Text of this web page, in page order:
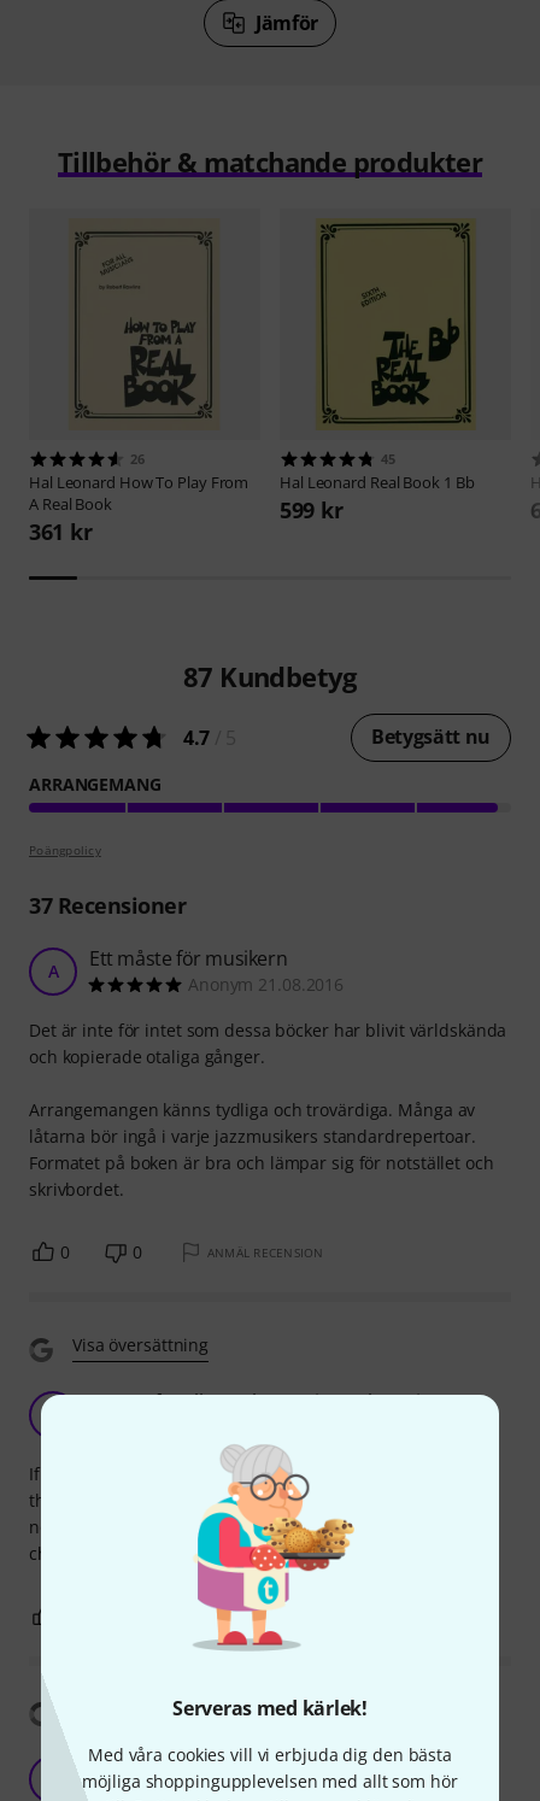
Serveras med kärlek!
Med våra cookies vill vi erbjuda dig den bästa
möjliga shoppingupplevelsen med allt som hör
Jämför
Tillbehör & matchande produkter
26
Hal Leonard How To Play From
A Real Book
361 kr
45
Hal Leonard Real Book 1 Bb
599 kr
87 Kundbetyg
4.7 Betygsätt nu
ARRANGEMANG
Poängpolicy
37Recensioner
A Ett måste för musikern
Anonym 21.08.2016
Det är inte för intet som dessa böcker har blivit världskända
och kopierade otaliga gånger.
Arrangemangen känns tydliga och trovärdiga. Många av
låtarna bör ingå i varje jazzmusikers standardrepertoar.
Formatet på boken är bra och lämpar sig för notstället och
skrivbordet.
0 0 ANMÄL RECENSION
Visa översättning
A must for all people wanting to learn jazz
If you're looking to learn some standard jazz tunes this is
the way to go. If you're a bass, trumpet og sax player and
not reading the standard treble key I would recommend
checking out the bass-key, Bb or Eb versjon of this book.
ANMÄL RECENSION
Visa översättning
the bible
Nickwolf 06.11.2017